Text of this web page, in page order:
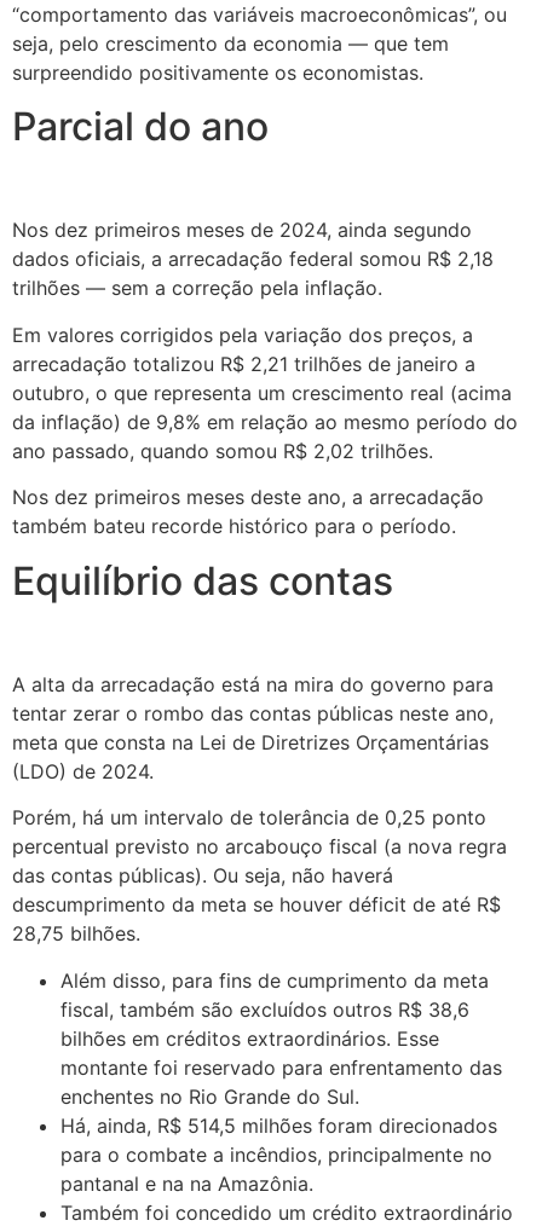
“comportamento das variáveis macroeconômicas”, ou
seja, pelo crescimento da economia — que tem
surpreendido positivamente os economistas.
Parcial do ano
Nos dez primeiros meses de 2024, ainda segundo
dados oficiais, a arrecadação federal somou R$ 2,18
trilhões — sem a correção pela inflação.
Em valores corrigidos pela variação dos preços, a
arrecadação totalizou R$ 2,21 trilhões de janeiro a
outubro, o que representa um crescimento real (acima
da inflação) de 9,8% em relação ao mesmo período do
ano passado, quando somou R$ 2,02 trilhões.
Nos dez primeiros meses deste ano, a arrecadação
também bateu recorde histórico para o período.
Equilíbrio das contas
A alta da arrecadação está na mira do governo para
tentar zerar o rombo das contas públicas neste ano,
meta que consta na Lei de Diretrizes Orçamentárias
(LDO) de 2024.
Porém, há um intervalo de tolerância de 0,25 ponto
percentual previsto no arcabouço fiscal (a nova regra
das contas públicas). Ou seja, não haverá
descumprimento da meta se houver déficit de até R$
28,75 bilhões.
Além disso, para fins de cumprimento da meta
fiscal, também são excluídos outros R$ 38,6
bilhões em créditos extraordinários. Esse
montante foi reservado para enfrentamento das
enchentes no Rio Grande do Sul.
Há, ainda, R$ 514,5 milhões foram direcionados
para o combate a incêndios, principalmente no
pantanal e na na Amazônia.
Também foi concedido um crédito extraordinário